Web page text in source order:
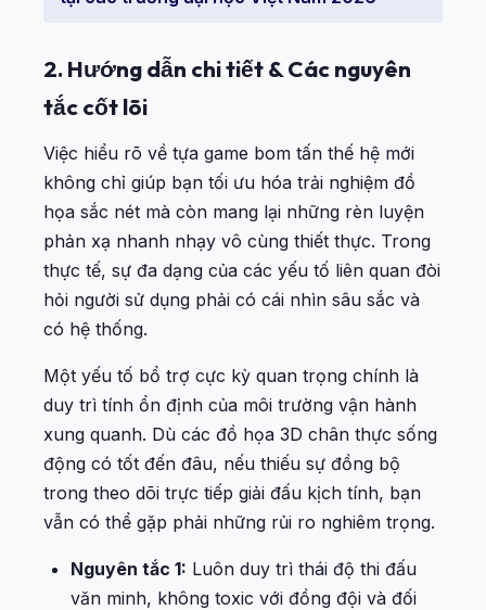
2. Hướng dẫn chi tiết & Các nguyên
tắc cốt lõi
Việc hiểu rõ về tựa game bom tấn thế hệ mới
không chỉ giúp bạn tối ưu hóa trải nghiệm đồ
họa sắc nét mà còn mang lại những rèn luyện
phản xạ nhanh nhạy vô cùng thiết thực. Trong
thực tế, sự đa dạng của các yếu tố liên quan đòi
hỏi người sử dụng phải có cái nhìn sâu sắc và
có hệ thống.
Một yếu tố bổ trợ cực kỳ quan trọng chính là
duy trì tính ổn định của môi trường vận hành
xung quanh. Dù các đồ họa 3D chân thực sống
động có tốt đến đâu, nếu thiếu sự đồng bộ
trong theo dõi trực tiếp giải đấu kịch tính, bạn
vẫn có thể gặp phải những rủi ro nghiêm trọng.
Nguyên tắc 1: Luôn duy trì thái độ thi đấu
văn minh, không toxic với đồng đội và đối